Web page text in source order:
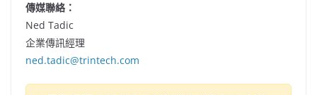
傳媒聯絡：
Ned Tadic
企業傳訊經理
ned.tadic@trintech.com